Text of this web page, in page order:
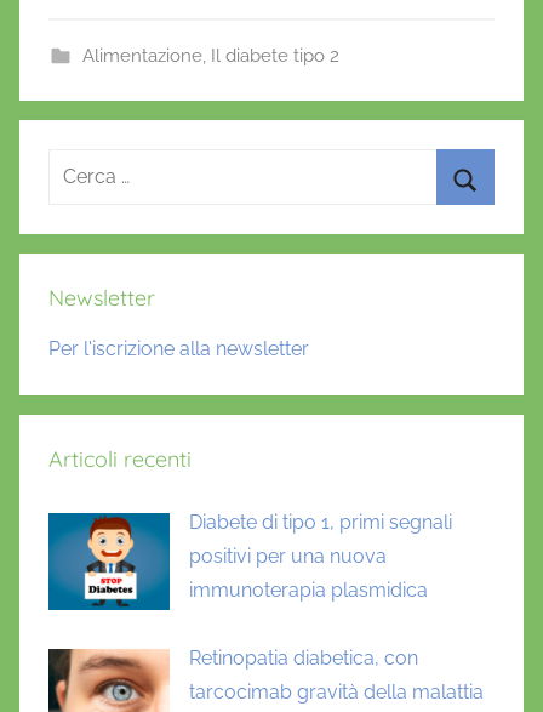
r
b
o
k
A
p
st
Alimentazione, Il diabete tipo 2
Ricerca
Newsletter
Per l'iscrizione alla newsletter
Articoli recenti
Diabete di tipo 1, primi segnali
positivi per una nuova
immunoterapia plasmidica
Retinopatia diabetica, con
tarcocimab gravità della malattia